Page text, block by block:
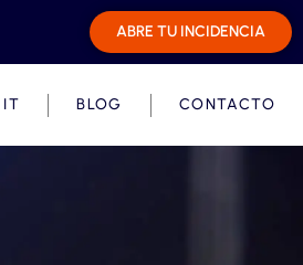
ABRE TU INCIDENCIA
IT BLOG CONTACTO